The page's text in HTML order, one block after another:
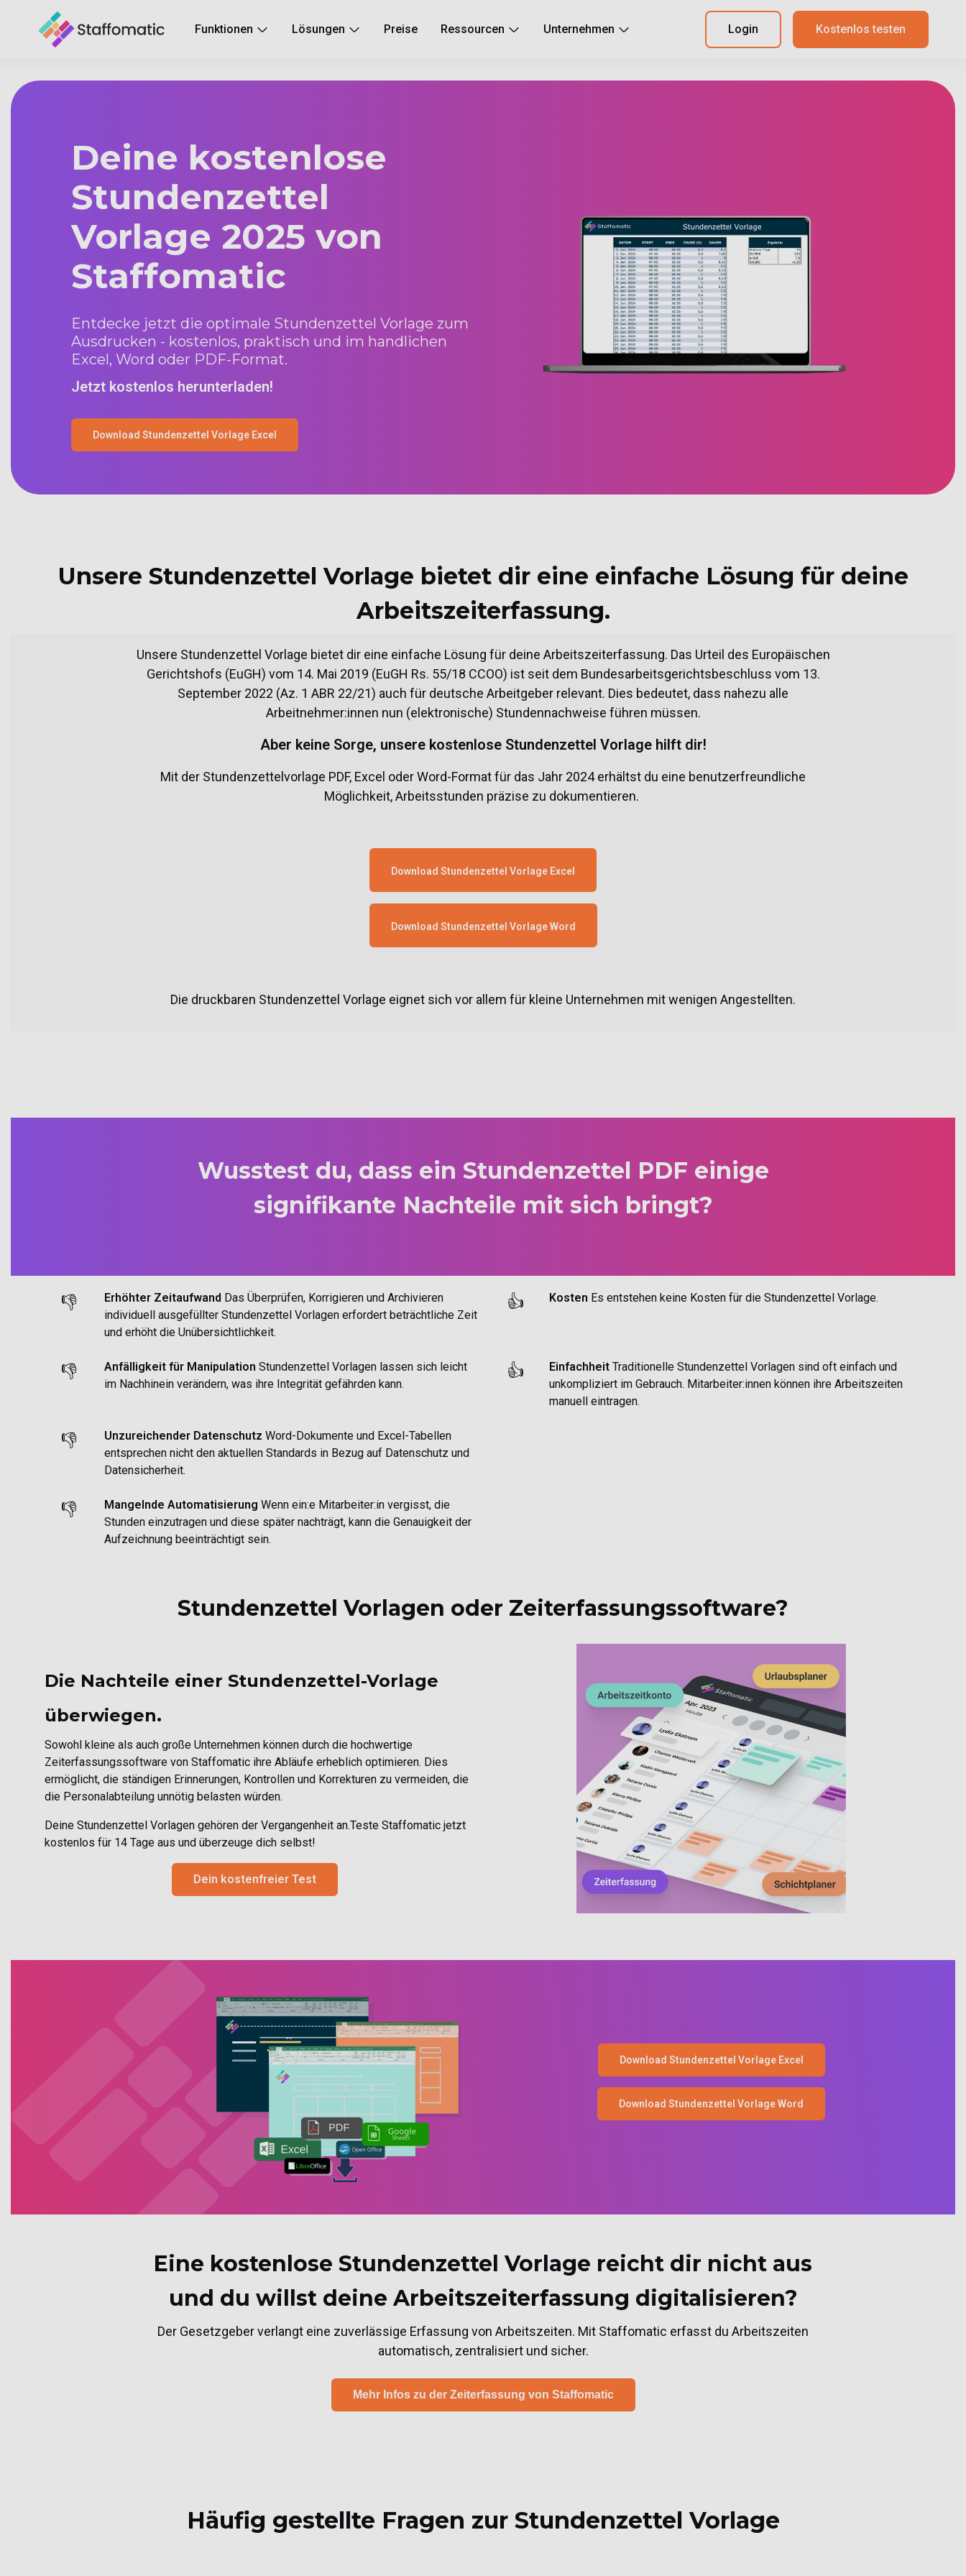
Funktionen Lösungen Preise Ressourcen Unternehmen Login Kostenlos testen
Deine kostenlose
Stundenzettel
Vorlage 2025 von
Staffomatic
Entdecke jetzt die optimale Stundenzettel Vorlage zum
Ausdrucken - kostenlos, praktisch und im handlichen
Excel, Word oder PDF-Format.
Jetzt kostenlos herunterladen!
Download Stundenzettel Vorlage Excel
Unsere Stundenzettel Vorlage bietet dir eine einfache Lösung für deine
Arbeitszeiterfassung.
Unsere Stundenzettel Vorlage bietet dir eine einfache Lösung für deine Arbeitszeiterfassung. Das Urteil des Europäischen
Gerichtshofs (EuGH) vom 14. Mai 2019 (EuGH Rs. 55/18 CCOO) ist seit dem Bundesarbeitsgerichtsbeschluss vom 13.
September 2022 (Az. 1 ABR 22/21) auch für deutsche Arbeitgeber relevant. Dies bedeutet, dass nahezu alle
Arbeitnehmer:innen nun (elektronische) Stundennachweise führen müssen.
Aber keine Sorge, unsere kostenlose Stundenzettel Vorlage hilft dir!
Mit der Stundenzettelvorlage PDF, Excel oder Word-Format für das Jahr 2024 erhältst du eine benutzerfreundliche
Möglichkeit, Arbeitsstunden präzise zu dokumentieren.
Download Stundenzettel Vorlage Excel
Download Stundenzettel Vorlage Word
Die druckbaren Stundenzettel Vorlage eignet sich vor allem für kleine Unternehmen mit wenigen Angestellten.
Wusstest du, dass ein Stundenzettel PDF einige
signifikante Nachteile mit sich bringt?
👎 Erhöhter Zeitaufwand Das Überprüfen, Korrigieren und Archivieren
individuell ausgefüllter Stundenzettel Vorlagen erfordert beträchtliche Zeit
und erhöht die Unübersichtlichkeit.
👍 Kosten Es entstehen keine Kosten für die Stundenzettel Vorlage.
👎 Anfälligkeit für Manipulation Stundenzettel Vorlagen lassen sich leicht
im Nachhinein verändern, was ihre Integrität gefährden kann.
👍 Einfachheit Traditionelle Stundenzettel Vorlagen sind oft einfach und
unkompliziert im Gebrauch. Mitarbeiter:innen können ihre Arbeitszeiten
manuell eintragen.
👎 Unzureichender Datenschutz Word-Dokumente und Excel-Tabellen
entsprechen nicht den aktuellen Standards in Bezug auf Datenschutz und
Datensicherheit.
👎 Mangelnde Automatisierung Wenn ein:e Mitarbeiter:in vergisst, die
Stunden einzutragen und diese später nachträgt, kann die Genauigkeit der
Aufzeichnung beeinträchtigt sein.
Stundenzettel Vorlagen oder Zeiterfassungssoftware?
Die Nachteile einer Stundenzettel-Vorlage
überwiegen.
Sowohl kleine als auch große Unternehmen können durch die hochwertige
Zeiterfassungssoftware von Staffomatic ihre Abläufe erheblich optimieren. Dies
ermöglicht, die ständigen Erinnerungen, Kontrollen und Korrekturen zu vermeiden, die
die Personalabteilung unnötig belasten würden.
Deine Stundenzettel Vorlagen gehören der Vergangenheit an.Teste Staffomatic jetzt
kostenlos für 14 Tage aus und überzeuge dich selbst!
Dein kostenfreier Test
Download Stundenzettel Vorlage Excel
Download Stundenzettel Vorlage Word
Eine kostenlose Stundenzettel Vorlage reicht dir nicht aus
und du willst deine Arbeitszeiterfassung digitalisieren?
Der Gesetzgeber verlangt eine zuverlässige Erfassung von Arbeitszeiten. Mit Staffomatic erfasst du Arbeitszeiten
automatisch, zentralisiert und sicher.
Mehr Infos zu der Zeiterfassung von Staffomatic
Häufig gestellte Fragen zur Stundenzettel Vorlage